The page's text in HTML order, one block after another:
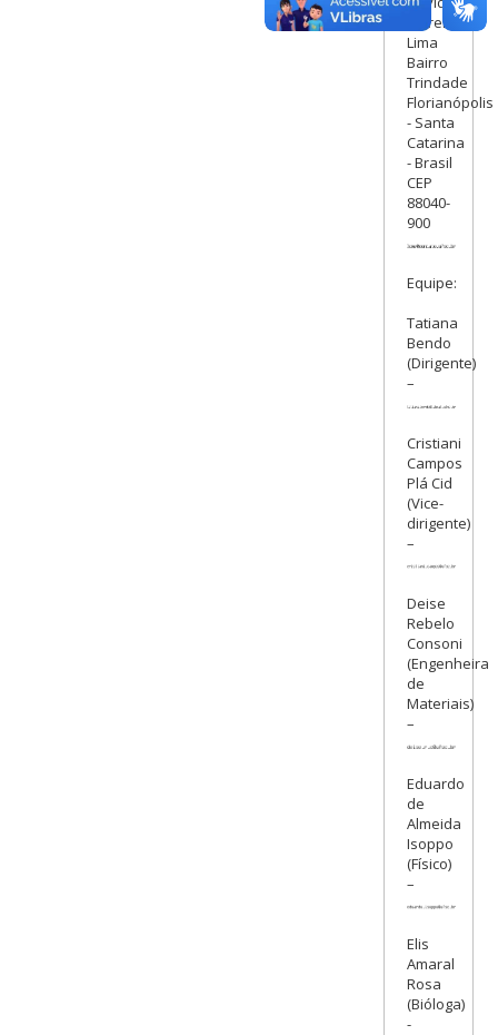
Ferreira
Lima
Bairro
Trindade
Florianópolis
- Santa
Catarina
- Brasil
CEP
88040-
900
Equipe:
Tatiana
Bendo
(Dirigente)
–
Cristiani
Campos
Plá Cid
(Vice-
dirigente)
–
Deise
Rebelo
Consoni
(Engenheira
de
Materiais)
–
Eduardo
de
Almeida
Isoppo
(Físico)
–
Elis
Amaral
Rosa
(Bióloga)
-